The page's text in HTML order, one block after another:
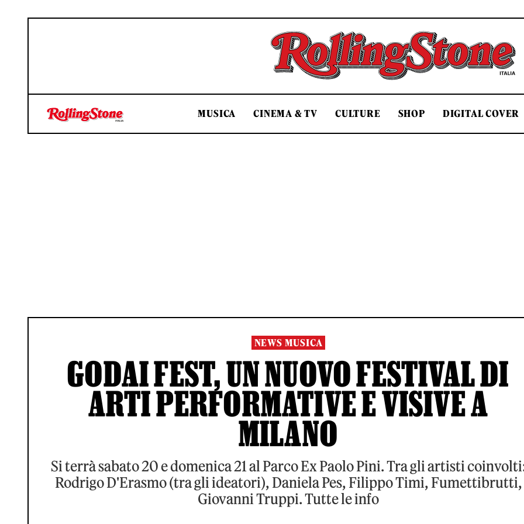
Rolling Stone Italia
MUSICA CINEMA & TV CULTURE SHOP DIGITAL COVER
NEWS MUSICA
GODAI FEST, UN NUOVO FESTIVAL DI
ARTI PERFORMATIVE E VISIVE A
MILANO
Si terrà sabato 20 e domenica 21 al Parco Ex Paolo Pini. Tra gli artisti
Rodrigo D'Erasmo (tra gli ideatori), Daniela Pes, Filippo Timi, Fumettibrutti,
Giovanni Truppi. Tutte le info